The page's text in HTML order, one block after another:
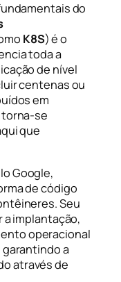
do
K8S) é o
toda a
de nível
centenas ou
em
torna-se
que
Google,
de código
Seu
implantação,
operacional
a
através de